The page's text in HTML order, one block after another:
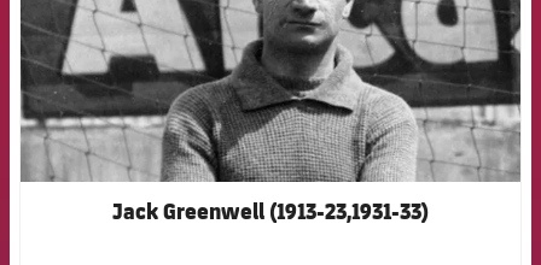
Jack Greenwell (1913-23,1931-33)